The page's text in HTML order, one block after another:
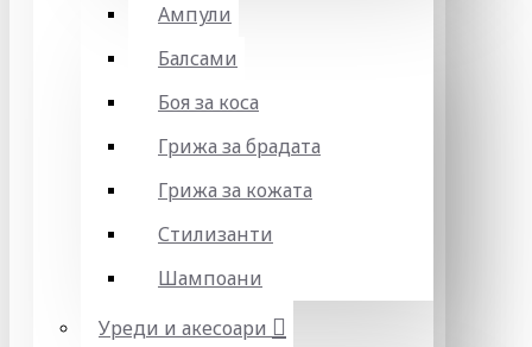
Ампули
Балсами
Боя за коса
Грижа за брадата
Грижа за кожата
Стилизанти
Шампоани
Уреди и акесоари